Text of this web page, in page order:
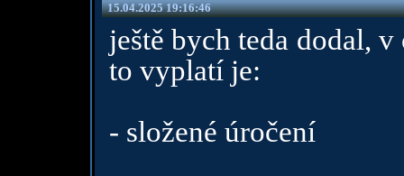
15.04.2025 19:16:46
ještě bych teda dodal,
to vyplatí je:
- složené úročení